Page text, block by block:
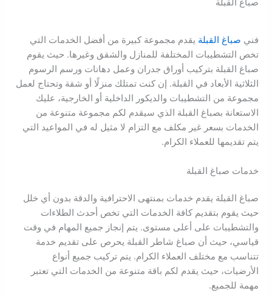
صباغ القبلة
فني صباغ القبلة يقدم مجموعة كبيرة من أفضل الخدمات التي
تخص التشطيبات المختلفة للمنازل والشقق وغيرها. حيث يقوم
صباغ القبلة بتركيب أوراق جدران وعمل دهانات ورسم الرسوم
الثلاثية الأبعاد في القبلة. إن كنت تمتلك منزلًا أو شقة وتحتاج لعمل
مجموعة من التشطيبات والديكور الداخلية أو الخارجية، عليك
الاستعانة بصباغ القبلة الذي سيقدم لكم مجموعة متنوعة من
الخدمات بسعر غير مكلف مع التزام لا مثيل له في المواعيد التي
يتم تقديمها للعملاء الكرام.
خدمات صباغ القبلة
صباغ القبلة يقدم خدمات بمنتهى الاحترافية والدقة بدون أي خلل
حيث يقوم بتقديم كافة الخدمات التي تخص أحدث الطلاءات
والتشطيبات على أعلى مستوى. يتم إنجاز جميع المهام في وقت
قياسي، حيث أن صباغ شاطر القبلة يحرص على تقديم خدمة
تتناسب مع مختلف العملاء الكرام. يتم تركيب جميع أنواع
الأرضيات، حيث يقدم لكم باقة متنوعة من الخدمات التي تعتبر
مهمة للجميع.